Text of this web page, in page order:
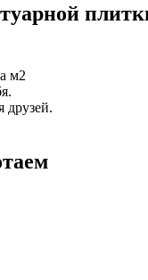
м2
друзей.